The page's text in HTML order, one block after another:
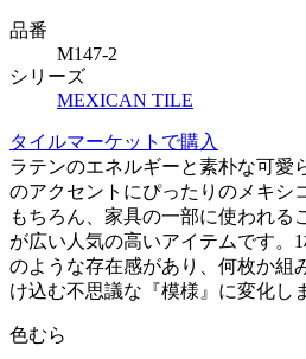
品番
M147-2
シリーズ
MEXICAN TILE
タイルマーケットで購入
ラテンのエネルギーと素朴な可愛
のアクセントにぴったりのメキシ
もちろん、家具の一部に使われる
が広い人気の高いアイテムです。
のような存在感があり、何枚か組
け込む不思議な『模様』に変化し
色むら